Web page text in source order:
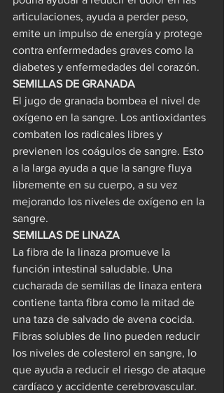
articulaciones, ayuda a perder peso,
emite un impulso de energía y protege
contra enfermedades graves como la
diabetes y enfermedades del corazón.
SEMILLAS DE GRANADA
El jugo de granada bombea el nivel de
oxígeno en la sangre. Los antioxidantes
combaten los radicales libres y
previenen los coágulos de sangre. Esto
a la larga ayuda a que la sangre fluya
libremente en su cuerpo, a su vez
mejorando los niveles de oxígeno en la
sangre.
SEMILLAS DE LINAZA
La fibra de la linaza promueve la
función intestinal saludable. Una
cucharada de semillas de linaza entera
contiene tanta fibra como la mitad de
una taza de salvado de avena cocida.
Fibras solubles de lino pueden reducir
los niveles de colesterol en sangre, lo
que ayuda a reducir el riesgo de ataque
cardíaco y accidente cerebrovascular.